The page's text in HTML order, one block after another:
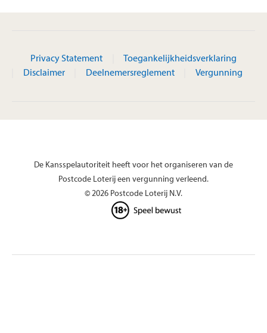
Privacy Statement
Toegankelijkheidsverklaring
Disclaimer
Deelnemersreglement Vergunning
De Kansspelautoriteit heeft voor het organiseren van de
Postcode Loterij een vergunning verleend.
© 2026 Postcode Loterij N.V.